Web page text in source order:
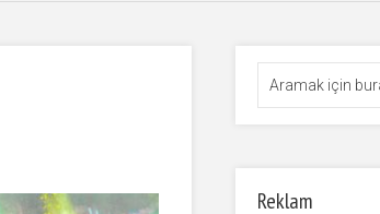
Reklam